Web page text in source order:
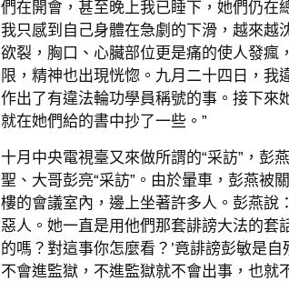
們在開會，甚至晚上我已睡下，她們仍在
我只感到自己身體在急劇的下滑，越來越
欲裂，胸口、心臟部位更是痛的使人發瘋
限，精神也出現恍惚。九月二十四日，我
作出了有違法輪功學員稱號的事。接下來
就在她們給的書中抄了一些。”
十月中央電視臺又來做所謂的“采訪”，彭
聖、大哥彭亮“采訪”。由於暈車，彭燕被
樓的會議室內，邊上坐著許多人。彭燕說
惡人。她一直是用他們那套誹謗大法的套
的嗎？對這事你怎麼看？’竟誹謗彭敏是
不會進監獄，不進監獄就不會出事，也就